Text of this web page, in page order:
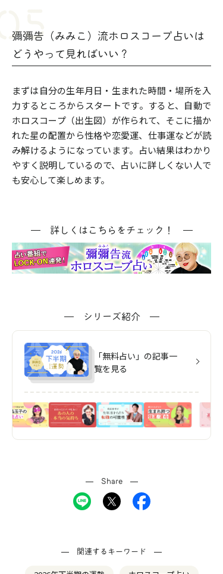
彌彌告（みみこ）流ホロスコープ占いは
どうやって見ればいい？
まずは自分の生年月日・生まれた時間・場所を入
力するところからスタートです。すると、自動で
ホロスコープ（出生図）が作られて、そこに描か
れた星の配置から性格や恋愛運、仕事運などが読
み解けるようになっています。占い結果はわかり
やすく説明しているので、占いに詳しくない人で
も安心して楽しめます。
詳しくはこちらをチェック！
シリーズ紹介
「無料占い」の記事一
覧を見る
Share
関連するキーワード